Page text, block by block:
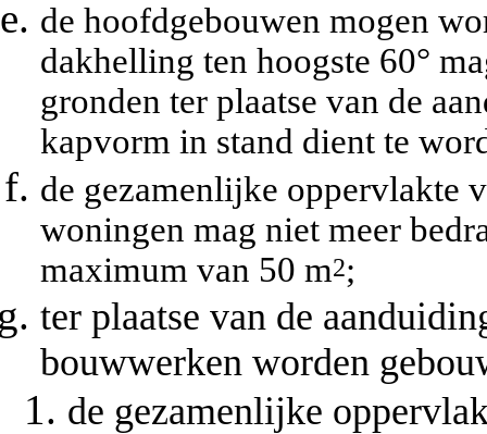
de hoofdgebouwen mogen
dakhelling ten hoogste 60°
gronden ter plaatse van de
kapvorm in stand dient te
de gezamenlijke oppervlakte
woningen mag niet meer
maximum van 50 m2;
ter plaatse van de
bouwwerken worden
de gezamenlijke